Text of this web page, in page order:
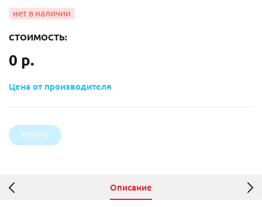
СТОИМОСТЬ:
0 р.
Цена от производителя
Описание